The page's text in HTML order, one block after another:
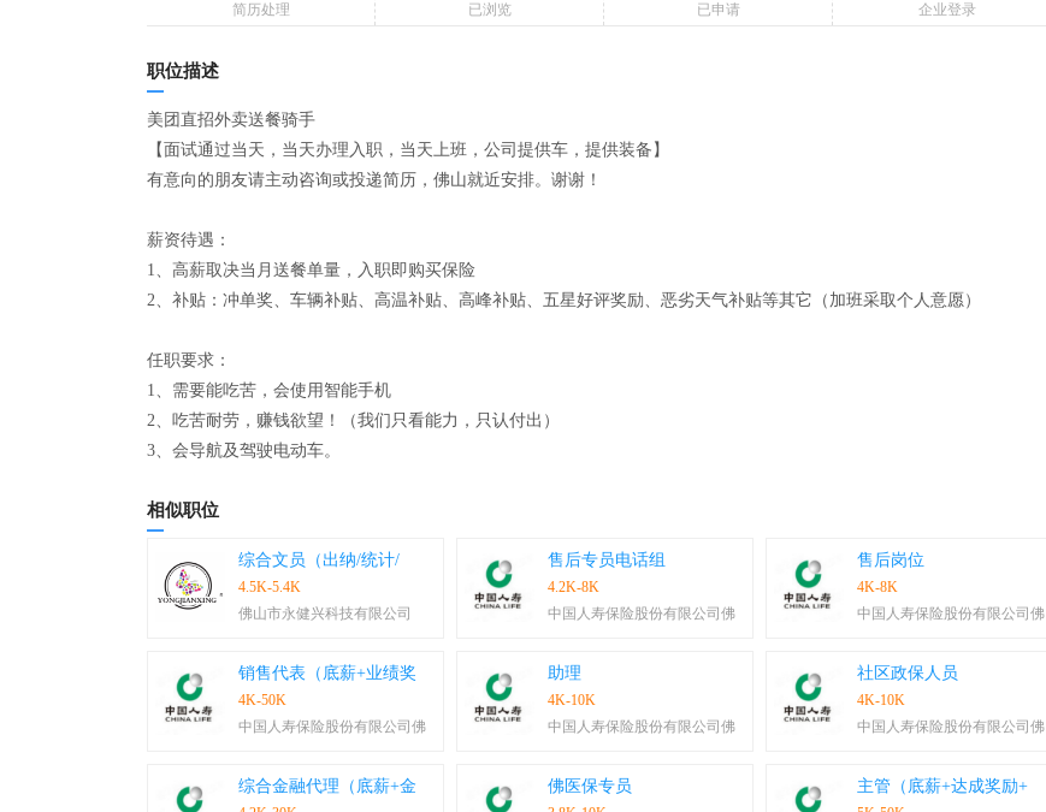
简历处理 已浏览 已申请 企业登录
职位描述
美团直招外卖送餐骑手
【面试通过当天，当天办理入职，当天上班，公司提供车，提供装备】
有意向的朋友请主动咨询或投递简历，佛山就近安排。谢谢！
薪资待遇：
1、高薪取决当月送餐单量，入职即购买保险
2、补贴：冲单奖、车辆补贴、高温补贴、高峰补贴、五星好评奖励、恶劣天气补贴等其它（加班采取个人意愿）
任职要求：
1、需要能吃苦，会使用智能手机
2、吃苦耐劳，赚钱欲望！（我们只看能力，只认付出）
3、会导航及驾驶电动车。
相似职位
综合文员（出纳/统计/
4.5K-5.4K
佛山市永健兴科技有限公司
售后专员电话组
4.2K-8K
中国人寿保险股份有限公司佛
售后岗位
4K-8K
中国人寿保险股份有限公司佛
销售代表（底薪+业绩奖
4K-50K
中国人寿保险股份有限公司佛
助理
4K-10K
中国人寿保险股份有限公司佛
社区政保人员
4K-10K
中国人寿保险股份有限公司佛
综合金融代理（底薪+金 佛医保专员 主管（底薪+达成奖励+